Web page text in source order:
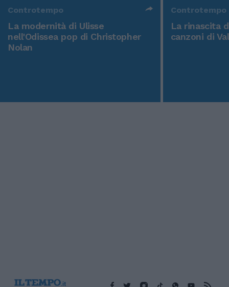
Controtempo
La modernità di Ulisse
nell'Odissea pop di Christopher
Nolan
Controtempo
La rinascita
canzoni di